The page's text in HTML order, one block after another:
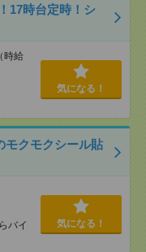
17時台定時！シ
給
気になる！
モクモクシール貼
バイ
気になる！